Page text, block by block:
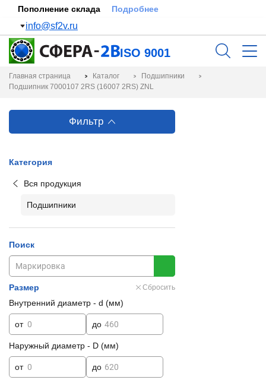
Пополнение склада Подробнее
info@sf2v.ru
ISO 9001
Главная страница Каталог
Подшипники
Подшипник 7000107 2RS (16007 2RS) ZNL
Фильтр
Категория
Вся продукция
Подшипники
Поиск
Размер Сбросить
Внутренний диаметр - d (мм)
от до
Наружный диаметр - D (мм)
от до